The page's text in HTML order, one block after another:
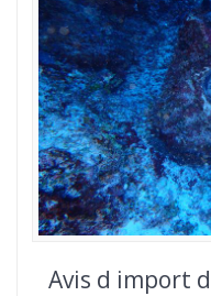
Avis d import